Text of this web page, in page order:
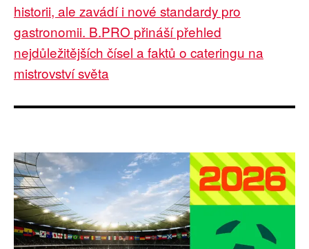
historii, ale zavádí i nové standardy pro
gastronomii. B.PRO přináší přehled
nejdůležitějších čísel a faktů o cateringu na
mistrovství světa